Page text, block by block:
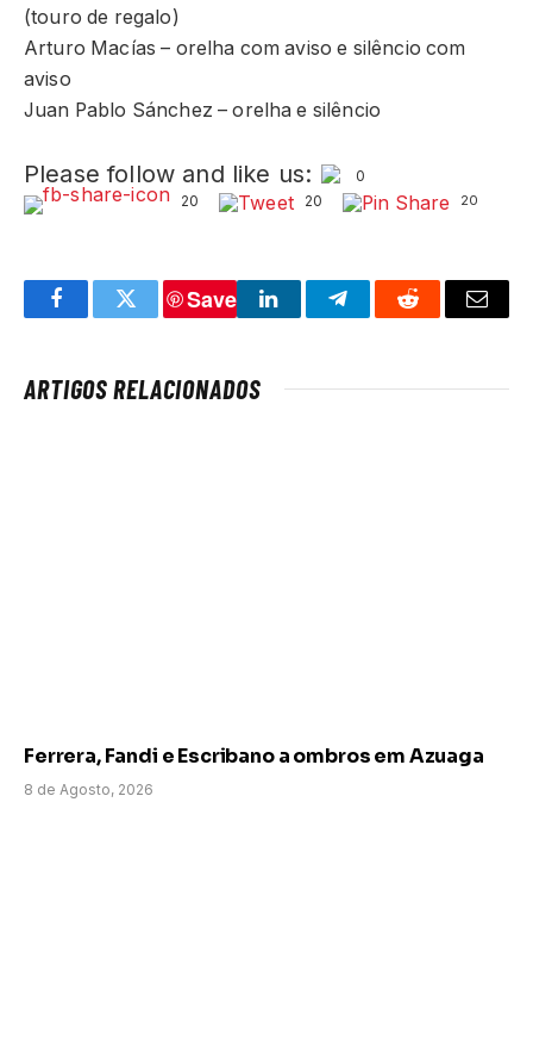
(touro de regalo)
Arturo Macías – orelha com aviso e silêncio com
aviso
Juan Pablo Sánchez – orelha e silêncio
Please follow and like us:
0
20
20 20
FacebookTwitter
Save
LinkedInTelegramReddit Email
ARTIGOS RELACIONADOS
Ferrera, Fandi e Escribano a ombros em Azuaga
8 de Agosto, 2026